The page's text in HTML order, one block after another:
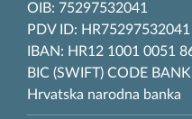
OIB: 75297532041
PDV ID: HR75297532041
IBAN: HR12 1001 0051
BIC (SWIFT) CODE
Hrvatska narodna banka